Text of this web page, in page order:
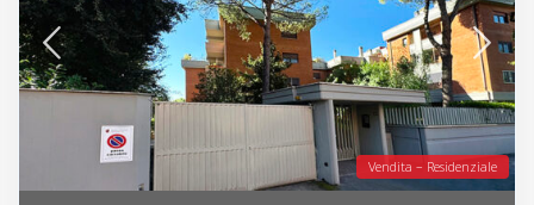
Vendita – Residenziale